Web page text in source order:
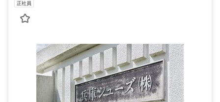
正社員